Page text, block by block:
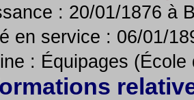
: 20/01/1876 à
en service : 06/01/
: Équipages (École